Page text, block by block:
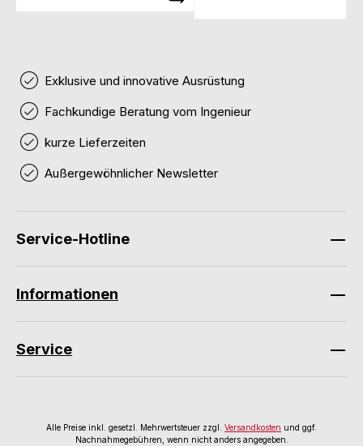
Exklusive und innovative Ausrüstung
Fachkundige Beratung vom Ingenieur
kurze Lieferzeiten
Außergewöhnlicher Newsletter
Service-Hotline
Informationen
Service
Alle Preise inkl. gesetzl. Mehrwertsteuer zzgl. Versandkosten und ggf.
Nachnahmegebühren, wenn nicht anders angegeben.